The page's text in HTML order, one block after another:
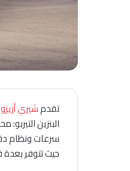
تقدمشيري أريزو 8
حيث تتوفر بعدة فئات